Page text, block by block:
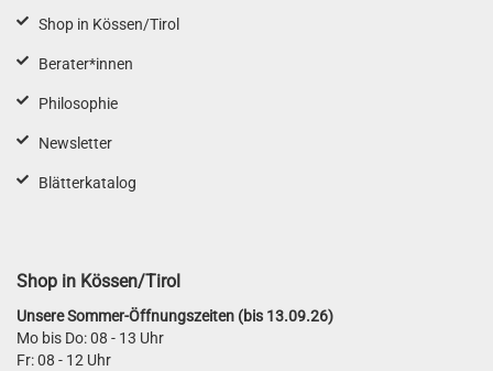
Shop in Kössen/Tirol
Berater*innen
Philosophie
Newsletter
Blätterkatalog
Shop in Kössen/Tirol
Unsere Sommer-Öffnungszeiten (bis 13.09.26)
Mo bis Do: 08 - 13 Uhr
Fr: 08 - 12 Uhr